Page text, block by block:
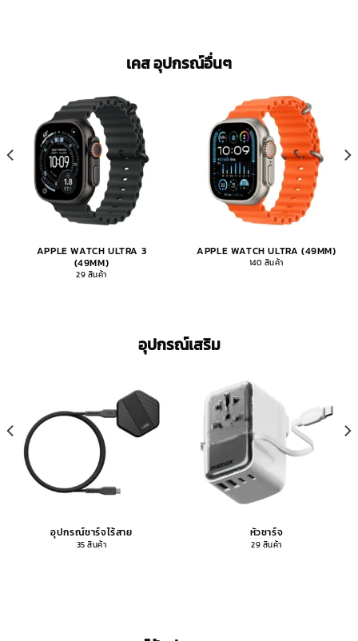
เคส อุปกรณ์อื่นๆ
APPLE WATCH ULTRA 3
(49MM)
29 สินค้า
APPLE WATCH ULTRA (49MM)
140 สินค้า
อุปกรณ์เสริม
อุปกรณ์ชาร์จไร้สาย
35 สินค้า
หัวชาร์จ
29 สินค้า